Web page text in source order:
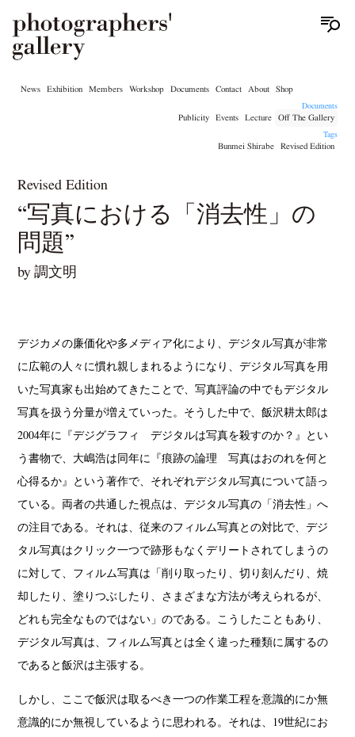
News Exhibition Members Workshop Documents Contact About Shop
Documents
Publicity Events Lecture Off The Gallery
Tags
Bunmei Shirabe Revised Edition
Revised Edition
“写真における「消去性」の
問題”
by 調文明
デジカメの廉価化や多メディア化により、デジタル写真が非常
に広範の人々に慣れ親しまれるようになり、デジタル写真を用
いた写真家も出始めてきたことで、写真評論の中でもデジタル
写真を扱う分量が増えていった。そうした中で、飯沢耕太郎は
2004年に『デジグラフィ デジタルは写真を殺すのか？』とい
う書物で、大嶋浩は同年に『痕跡の論理 写真はおのれを何と
心得るか』という著作で、それぞれデジタル写真について語っ
ている。両者の共通した視点は、デジタル写真の「消去性」へ
の注目である。それは、従来のフィルム写真との対比で、デジ
タル写真はクリック一つで跡形もなくデリートされてしまうの
に対して、フィルム写真は「削り取ったり、切り刻んだり、焼
却したり、塗りつぶしたり、さまざまな方法が考えられるが、
どれも完全なものではない」のである。こうしたこともあり、
デジタル写真は、フィルム写真とは全く違った種類に属するの
であると飯沢は主張する。
しかし、ここで飯沢は取るべき一つの作業工程を意識的にか無
意識的にか無視しているように思われる。それは、19世紀にお